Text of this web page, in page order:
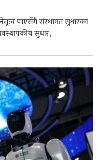
पाएसँगै संस्थागत सुधारका
सुधार,